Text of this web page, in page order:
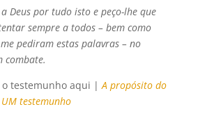
Deus por tudo isto e peço-lhe que
sempre a todos – bem como
pediram estas palavras – no
combate.
o testemunho aqui |A propósito do
testemunho